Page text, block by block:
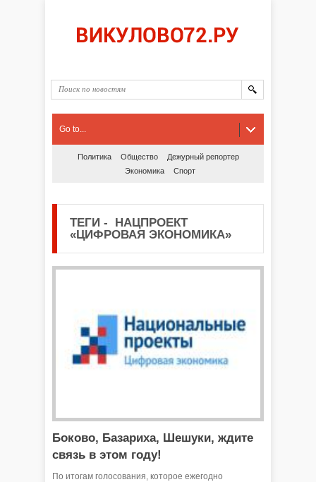
Go to...
Политика Общество
Дежурный репортер
Экономика
Спорт
ТЕГИ - НАЦПРОЕКТ
«ЦИФРОВАЯ ЭКОНОМИКА»
Боково, Базариха, Шешуки, ждите
связь в этом году!
По итогам голосования, которое ежегодно